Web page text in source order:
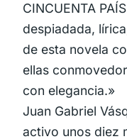
CINCUENTA
despiadada,
de esta novela
ellas
con elegancia.»
Juan Gabriel
activo unos diez